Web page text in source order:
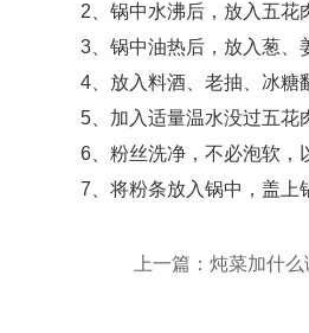
2、锅中水沸后，放入五花肉
3、锅中油热后，放入葱、姜
4、放入料酒、老抽、冰糖翻
5、加入适量温水没过五花肉
6、粉丝洗净，不必泡软，以
7、将粉条放入锅中，盖上锅